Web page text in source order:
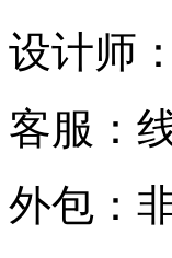
设计师
客服：
外包：